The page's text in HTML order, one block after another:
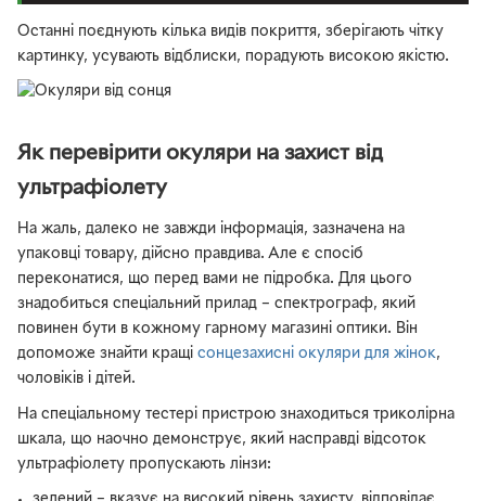
Останні поєднують кілька видів покриття, зберігають чітку
картинку, усувають відблиски, порадують високою якістю.
Як перевірити окуляри на захист від
ультрафіолету
На жаль, далеко не завжди інформація, зазначена на
упаковці товару, дійсно правдива. Але є спосіб
переконатися, що перед вами не підробка. Для цього
знадобиться спеціальний прилад – спектрограф, який
повинен бути в кожному гарному магазині оптики. Він
допоможе знайти кращі сонцезахисні окуляри для жінок,
чоловіків і дітей.
На спеціальному тестері пристрою знаходиться триколірна
шкала, що наочно демонструє, який насправді відсоток
ультрафіолету пропускають лінзи: